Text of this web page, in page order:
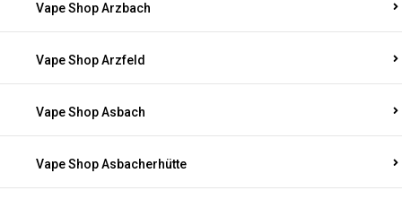
Vape Shop Arzbach
Vape Shop Arzfeld
Vape Shop Asbach
Vape Shop Asbacherhütte